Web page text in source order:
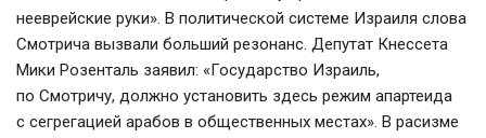
нееврейские руки». В политической системе Израиля слова
Смотрича вызвали больший резонанс. Депутат Кнессета
Мики Розенталь заявил: «Государство Израиль,
по Смотричу, должно установить здесь режим апартеида
с сегрегацией арабов в общественных местах». В расизме